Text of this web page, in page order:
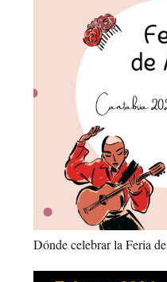
Dónde celebrar la Feria